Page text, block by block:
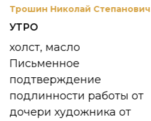
Трошин Николай Степанович
УТРО
холст, масло
Письменное
подтверждение
подлинности работы от
дочери художника от